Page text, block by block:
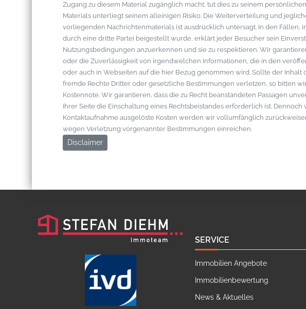
Zugang zu diesem Material zugänglich macht, tut dies zu seinem
Materials unterliegt seinem alleinigen Risiko. Die Weiterverteilung und
vorliegenden Nachrichtenmaterials ist ausdrücklich untersagt. In den Fällen,
durch eine dritte Partei beigestellt wurde, erklärt jeder Besucher sein
Nutzungsbedingungen anzuerkennen und sie zu respektieren. Wir
oder die Zuverlässigkeit von irgendwelchen Informationen, die in den
oder auch in Webseiten auf die hier Bezug genommen wird. Sollte der Inhalt
fremde Rechte Dritter oder gesetzliche Bestimmungen verletzen, so bitten
Kostennote. Wir garantieren, dass die zu Recht beanstandeten Passagen
Ihrer Seite die Einschaltung eines Rechtsbeistandes erforderlich ist.
Kontaktaufnahme ausgelöste Kosten werden wir vollumfänglich
wegen Verletzung vorgenannter Bestimmungen einreichen.
Disclaimer
SERVICE
Immobilien Angebote
Immobilienbewertung
News & Aktuelles